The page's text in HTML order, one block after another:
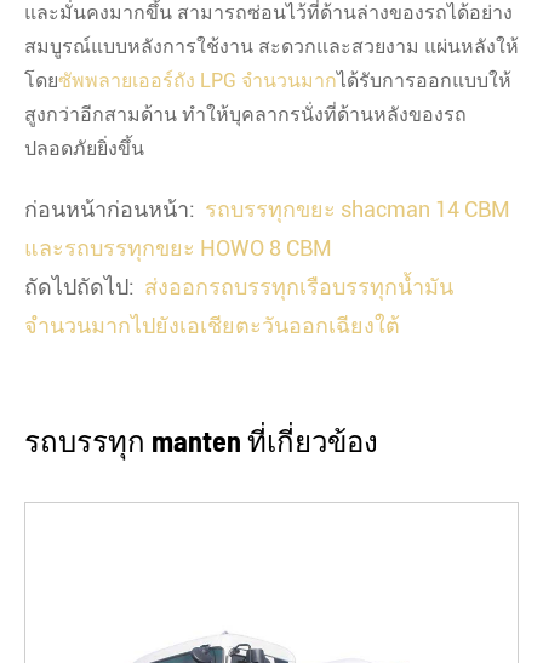
และมั่นคงมากขึ้น สามารถซ่อนไว้ที่ด้านล่างของรถได้อย่าง
สมบูรณ์แบบหลังการใช้งาน สะดวกและสวยงาม แผ่นหลังให้
โดยซัพพลายเออร์ถัง LPG จำนวนมากได้รับการออกแบบให้
สูงกว่าอีกสามด้าน ทำให้บุคลากรนั่งที่ด้านหลังของรถ
ปลอดภัยยิ่งขึ้น
ก่อนหน้าก่อนหน้า: รถบรรทุกขยะ shacman 14 CBM
และรถบรรทุกขยะ HOWO 8 CBM
ถัดไปถัดไป: ส่งออกรถบรรทุกเรือบรรทุกน้ำมัน
จำนวนมากไปยังเอเชียตะวันออกเฉียงใต้
รถบรรทุก manten ที่เกี่ยวข้อง